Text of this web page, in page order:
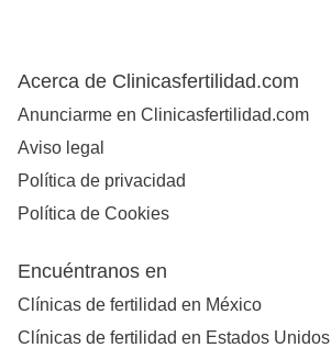
Acerca de Clinicasfertilidad.com
Anunciarme en Clinicasfertilidad.com
Aviso legal
Política de privacidad
Política de Cookies
Encuéntranos en
Clínicas de fertilidad en México
Clínicas de fertilidad en Estados Unidos